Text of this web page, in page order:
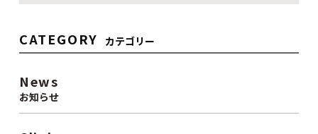
CATEGORY カテゴリー
News
お知らせ